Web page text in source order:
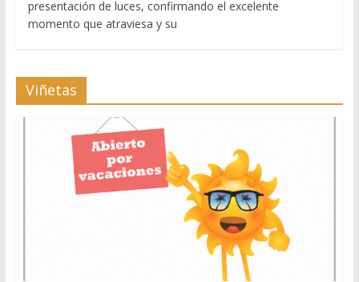
presentación de luces, confirmando el excelente
momento que atraviesa y su
Viñetas